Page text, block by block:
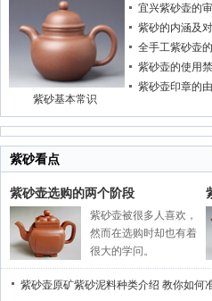
紫砂基本常识
宜兴紫砂壶的
紫砂的内涵及
全手工紫砂壶
紫砂壶的使用
紫砂壶印章的
紫砂看点
紫砂壶选购的两个阶段
紫砂壶被很多人喜欢，
然而在选购时却也有着
很大的学问。
紫砂壶原矿紫砂泥料种类介绍 教你如何